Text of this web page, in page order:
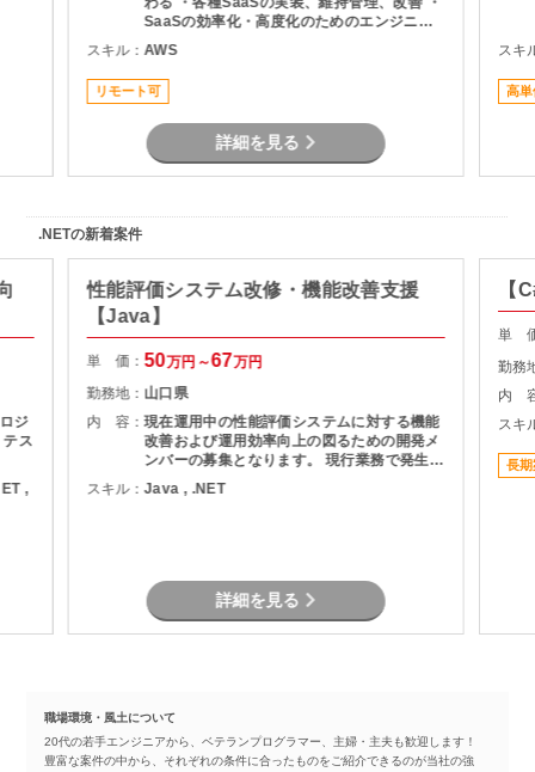
SaaSの効率化・高度化のためのエンジニア
リング ・SaaSのシステム課題・障害に対す
る対策の計画と実装 ・社内NWやオンプレサ
ーバの運用保守 ・拠点のネットワーク配備担
当
スキル：AWS
リモート可
詳細を見る
スキ
高単
.NETの新着案件
ジ
ス
,
性能評価システム改修・機能改善支援
【Java】
単 価：50万円～67万円
勤務地： 山口県
内 容：現在運用中の性能評価システムに対する機能
改善および運用効率向上の図るための開発メ
ンバーの募集となります。 現行業務で発生し
ている課題を整理し、機能追加を実現しま
す。
スキル：Java , .NET
詳細を見る
【
単
勤務
内
スキ
長期
職場環境・風土について
20代の若手エンジニアから、ベテランプログラマー、主婦・主夫も歓迎します！
豊富な案件の中から、それぞれの条件に合ったものをご紹介できるのが当社の強